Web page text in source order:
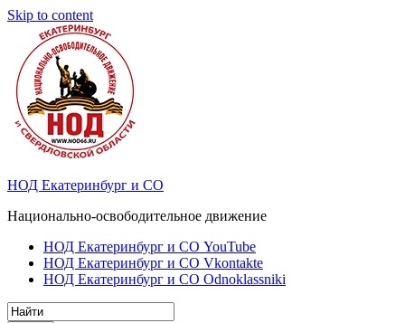
Skip to content
НОД Екатеринбург и СО
Национально-освободительное движение
НОД Екатеринбург и СО YouTube
НОД Екатеринбург и СО Vkontakte
НОД Екатеринбург и СО Odnoklassniki